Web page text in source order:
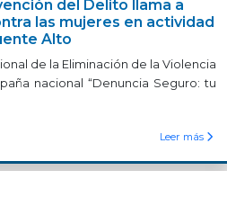
del Delito llama a
las mujeres en actividad
Alto
de la Eliminación de la Violencia
nacional “Denuncia Seguro: tu
Leer más